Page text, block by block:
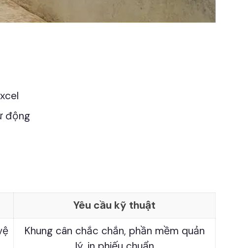
động
Yêu cầu kỹ thuật
Khung cân chắc chắn, phần mềm quản